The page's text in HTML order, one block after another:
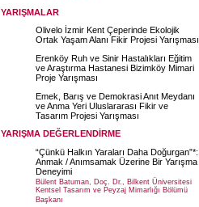
YARIŞMALAR
Olivelo İzmir Kent Çeperinde Ekolojik
Ortak Yaşam Alanı Fikir Projesi Yarışması
Erenköy Ruh ve Sinir Hastalıkları Eğitim
ve Araştırma Hastanesi Bizimköy Mimari
Proje Yarışması
Emek, Barış ve Demokrasi Anıt Meydanı
ve Anma Yeri Uluslararası Fikir ve
Tasarım Projesi Yarışması
YARIŞMA DEĞERLENDİRME
“Çünkü Halkın Yaraları Daha Doğurgan”*:
Anmak / Anımsamak Üzerine Bir Yarışma
Deneyimi
Bülent Batuman, Doç. Dr., Bilkent Üniversitesi
Kentsel Tasarım ve Peyzaj Mimarlığı Bölümü
Başkanı